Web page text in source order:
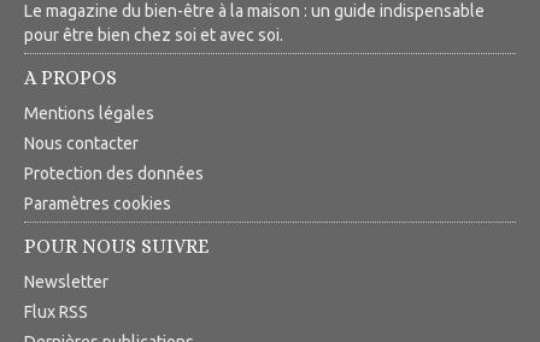
Le magazine du bien-être à la maison : un guide indispensable
pour être bien chez soi et avec soi.
A PROPOS
Mentions légales
Nous contacter
Protection des données
Paramètres cookies
POUR NOUS SUIVRE
Newsletter
Flux RSS